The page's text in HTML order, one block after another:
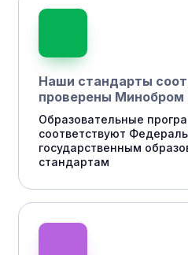
Наши стандарты
проверены Минобром
Образовательные
соответствуют
государственным
стандартам